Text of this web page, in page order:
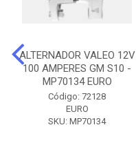
ALTERNADOR VALEO 12V
100 AMPERES GM S10 -
MP70134 EURO
Código: 72128
EURO
SKU: MP70134